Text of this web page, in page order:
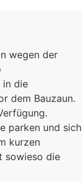
wegen der
in die
dem Bauzaun.
parken und sich
kurzen
sowieso die